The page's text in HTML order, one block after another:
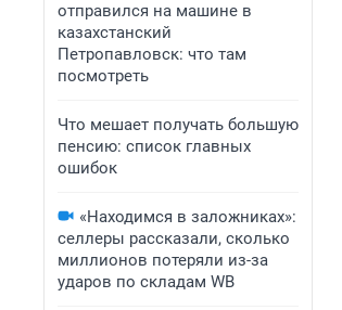
отправился на машине в
казахстанский
Петропавловск: что там
посмотреть
Что мешает получать большую
пенсию: список главных
ошибок
«Находимся в заложниках»:
селлеры рассказали, сколько
миллионов потеряли из-за
ударов по складам WB